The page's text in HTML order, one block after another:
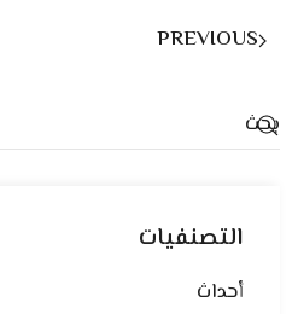
PREVIOUS
التصنفيات
أحداث